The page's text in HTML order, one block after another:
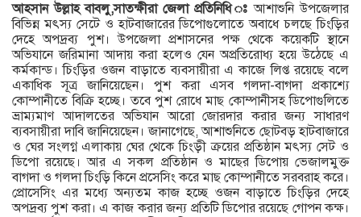
আহসান উল্লাহ বাবলু,সাতক্ষীরা জেলা প্রতিনিধি ঃআশাশুনি উপজেলার
বিভিন্ন মৎস্য সেটে ও হাটবাজারের ডিপোগুলোতে অবাধে চলছে চিংড়ির
দেহে অপদ্রব্য পুশ। উপজেলা প্রশাসনের পক্ষ থেকে কয়েকটি স্থানে
অভিযানে জরিমানা আদায় করা হলেও যেন অপ্রতিরোধ্য হয়ে উঠেছে এ
কর্মকান্ড। চিংড়ির ওজন বাড়াতে ব্যবসায়ীরা এ কাজে লিপ্ত রয়েছে বলে
একাধিক সূত্র জানিয়েছেন। পুশ করা এসব গলদা-বাগদা প্রকাশ্যে
কোম্পানীতে বিক্রি হচ্ছে। তবে পুশ রোধে মাছ কোম্পানীসহ ডিপোগুলিতে
ভ্রাম্যমাণ আদালতের অভিযান আরো জোরদার করার জন্য সাধারণ
ব্যবসায়ীরা দাবি জানিয়েছেন। জানাগেছে, আশাশুনিতে ছোটবড় হাটবাজারে
ও ঘের সংলগ্ন এলাকায় ঘের থেকে চিংড়ী ক্রয়ের প্রতিষ্ঠান মৎস্য সেট ও
ডিপো রয়েছে। আর এ সকল প্রতিষ্ঠান ও মাছের ডিপোয় ভেজালমুক্ত
বাগদা ও গলদা চিংড়ি কিনে প্রসেসিং করে মাছ কোম্পানীতে সরবরাহ করে।
প্রোসেসিং এর মধ্যে অন্যতম কাজ হচ্ছে ওজন বাড়াতে চিংড়ির দেহে
অপদ্রব্য পুশ করা। এ কাজ করার জন্য প্রতিটি ডিপোর রয়েছে গোপন কক্ষ।